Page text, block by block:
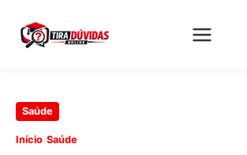
PularSaúde
Início›Saúde